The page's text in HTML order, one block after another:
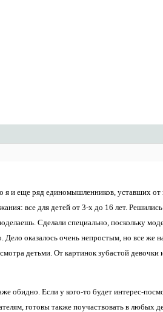
я и еще ряд единомышленников, уставших
все для детей от 3-х до 16 лет.
Сделали специально, поскольку
Дело оказалось очень непростым, но все же
детьми. От картинок зубастой девочки
обидно. Если у кого-то будет интерес-
готовы также поучаствовать в любых